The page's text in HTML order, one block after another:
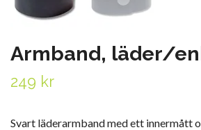
Armband, läder/
249 kr
Svart läderarmband med ett innermått